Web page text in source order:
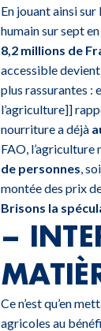
En jouant ainsi
humain sur sept
8,2 millions de
accessible
plus rassurantes :
l’agriculture]]
nourriture a déjà
FAO,
de personnes,
montée des prix
Brisons la
–
Ce n’est qu’en
agricoles au